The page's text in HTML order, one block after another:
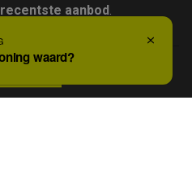
recentste aanbod .